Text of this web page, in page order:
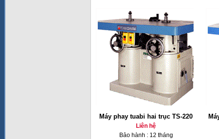
Máy phay tuabi hai trục TS-220
Liên hệ
Bảo hành : 12 tháng